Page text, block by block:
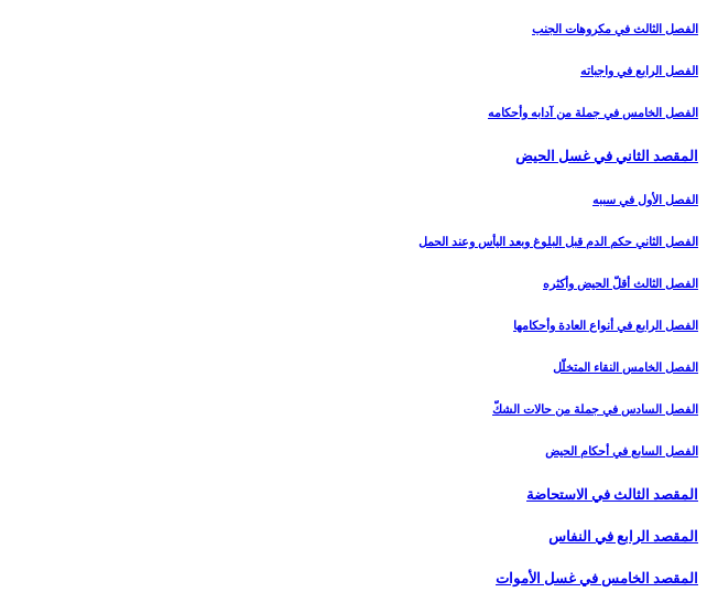
الفصل الثالث في مكروهات الجنب‏
الفصل الرابع في واجباته
الفصل الخامس في جملة من آدابه وأحكامه‏
المقصد الثاني في غسل الحيض‏
الفصل الأول في سببه
الفصل الثاني حكم الدم قبل البلوغ وبعد اليأس وعند الحمل‏
الفصل الثالث أقلّ الحيض وأكثره‏
الفصل الرابع في أنواع العادة وأحكامها
الفصل الخامس النقاء المتخلّل‏
الفصل السادس في جملة من حالات الشكّ‏
الفصل السابع في أحكام الحيض
المقصد الثالث في الاستحاضة
المقصد الرابع في النفاس‏
المقصد الخامس في غسل الأموات‏